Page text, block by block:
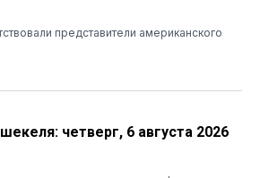
представители американского
четверг, 6 августа 2026